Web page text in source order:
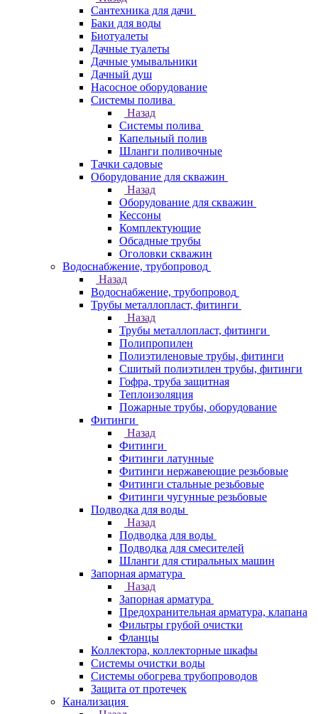
Сантехника для дачи
Баки для воды
Биотуалеты
Дачные туалеты
Дачные умывальники
Дачный душ
Насосное оборудование
Системы полива
Назад
Системы полива
Капельный полив
Шланги поливочные
Тачки садовые
Оборудование для скважин
Назад
Оборудование для скважин
Кессоны
Комплектующие
Обсадные трубы
Оголовки скважин
Водоснабжение, трубопровод
Назад
Водоснабжение, трубопровод
Трубы металлопласт, фитинги
Назад
Трубы металлопласт, фитинги
Полипропилен
Полиэтиленовые трубы, фитинги
Сшитый полиэтилен трубы, фитинги
Гофра, труба защитная
Теплоизоляция
Пожарные трубы, оборудование
Фитинги
Назад
Фитинги
Фитинги латунные
Фитинги нержавеющие резьбовые
Фитинги стальные резьбовые
Фитинги чугунные резьбовые
Подводка для воды
Назад
Подводка для воды
Подводка для смесителей
Шланги для стиральных машин
Запорная арматура
Назад
Запорная арматура
Предохранительная арматура, клапана
Фильтры грубой очистки
Фланцы
Коллектора, коллекторные шкафы
Системы очистки воды
Системы обогрева трубопроводов
Защита от протечек
Канализация